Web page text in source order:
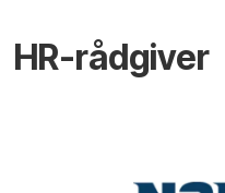
HR-rådgiver